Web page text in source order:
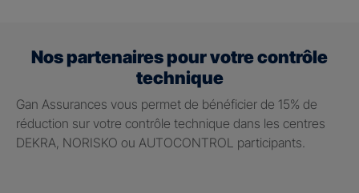
Nos partenaires pour votre contrôle
technique
Gan Assurances vous permet de bénéficier de 15% de
réduction sur votre contrôle technique dans les centres
DEKRA, NORISKO ou AUTOCONTROL participants.